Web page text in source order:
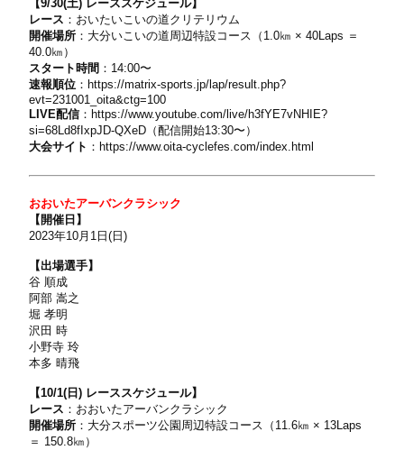
【9/30(土) レーススケジュール】
レース ：おいたいこいの道クリテリウム
開催場所 ：大分いこいの道周辺特設コース（ 1.0㎞ × 40Laps ＝
40.0㎞）
スタート時間 ： 14:00〜
速報順位 ： https://matrix-sports.jp/lap/result.php?
evt=231001_oita&ctg=100
LIVE配信 ： https://www.youtube.com/live/h3fYE7vNHIE?
si=68Ld8fIxpJD-QXeD（配信開始13:30〜）
大会サイト ： https://www.oita-cyclefes.com/index.html
おおいたアーバンクラシック
【開催日】
2023年10月 1 日( 日)
【出場選手】
谷 順成
阿部 嵩之
堀 孝明
沢田 時
小野寺 玲
本多 晴飛
【10/1(日) レーススケジュール】
レース ：おおいたアーバンクラシック
開催場所 ：大分スポーツ公園周辺特設コース（ 11.6㎞ × 13Laps
＝ 150.8㎞）